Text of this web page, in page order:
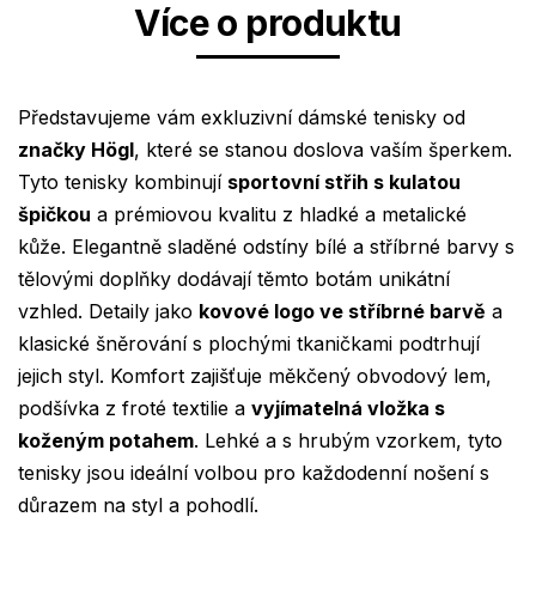
Více o produktu
Představujeme vám exkluzivní dámské tenisky od
značky Högl, které se stanou doslova vaším šperkem.
Tyto tenisky kombinují sportovní střih s kulatou
špičkou a prémiovou kvalitu z hladké a metalické
kůže. Elegantně sladěné odstíny bílé a stříbrné barvy s
tělovými doplňky dodávají těmto botám unikátní
vzhled. Detaily jako kovové logo ve stříbrné barvě a
klasické šněrování s plochými tkaničkami podtrhují
jejich styl. Komfort zajišťuje měkčený obvodový lem,
podšívka z froté textilie a vyjímatelná vložka s
koženým potahem. Lehké a s hrubým vzorkem, tyto
tenisky jsou ideální volbou pro každodenní nošení s
důrazem na styl a pohodlí.